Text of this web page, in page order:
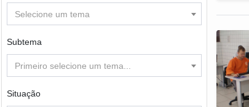
Selecione um tema
Subtema
Primeiro selecione um tema...
Situação